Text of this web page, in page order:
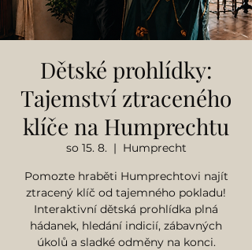
Dětské prohlídky:
Tajemství ztraceného
klíče na Humprechtu
so 15. 8.
  |
Humprecht
Pomozte hraběti Humprechtovi najít
ztracený klíč od tajemného pokladu!
Interaktivní dětská prohlídka plná
hádanek, hledání indicií, zábavných
úkolů a sladké odměny na konci.